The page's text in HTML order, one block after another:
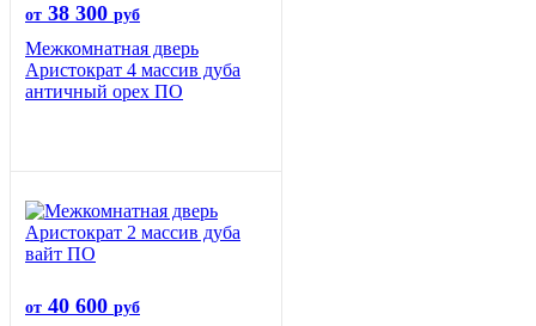
от 38 300 руб
Межкомнатная дверь
Аристократ 4 массив дуба
античный орех ПО
от 40 600 руб